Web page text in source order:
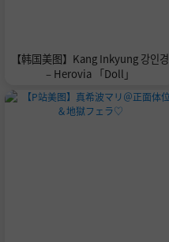
【韩国美图】Kang Inkyung 강인경
– Herovia 「Doll」